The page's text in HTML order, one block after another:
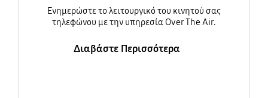
Ενημερώστε τo λειτουργικό του κινητού σας
τηλεφώνου με την υπηρεσία Over The Air.
Διαβάστε Περισσότερα